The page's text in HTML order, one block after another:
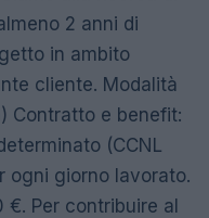
2 anni di
in ambito
cliente. Modalità
Contratto e benefit:
(CCNL
ogni giorno lavorato.
Per contribuire al